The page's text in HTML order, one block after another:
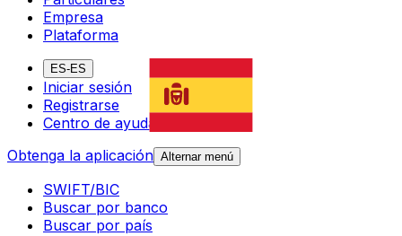
Empresa
Plataforma
ES-ES
Iniciar sesión
Registrarse
Centro de ayuda
Obtenga la aplicación Alternar menú
SWIFT/BIC
Buscar por banco
Buscar por país